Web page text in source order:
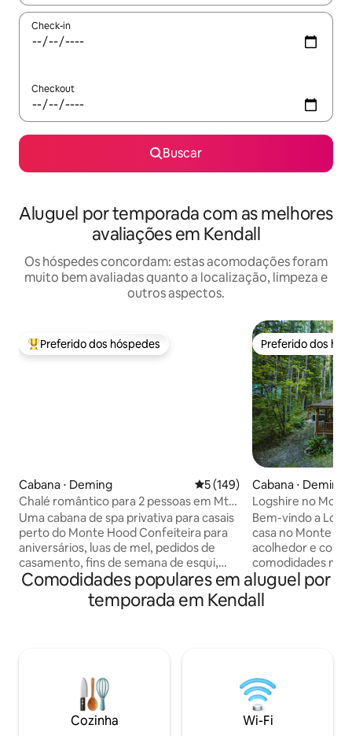
Check-in
Checkout
Buscar
Aluguel por temporada com as melhores
avaliações em Kendall
Os hóspedes concordam: estas acomodações foram
muito bem avaliadas quanto a localização, limpeza e
outros aspectos.
Entre os melhores preferidos dos hóspedes
Preferido dos hóspedes
Cabana ⋅ Deming 5 de uma avaliação média de
5 (149)
Chalé romântico para 2 pessoas em Mt.
Baker | Banheira de hidromassagem +
sauna
Uma cabana de spa privativa para casais
perto do Monte Hood Confeiteira para
aniversários, luas de mel, pedidos de
casamento, fins de semana de esqui,
aventuras de trilha e refúgios
românticos e tranquilos para dois.
Banheira quente ✔️ cedro ✔️ Sauna
Gerador ✔️ de backup ✔️ 30 minutos
para a área de esqui do Monte Baker ✔️
10 minutos a pé até Canyon Creek ✔️
Mais de 30 trilhas nas proximidades 54
Preferido dos
Preferido dos
Cabana ⋅ Deming
Logshire no
carregador de
condicionado |
hidromassagem
Bem-vindo a
casa no Monte
acolhedor e
comodidades
para mantê-lo
aconchegante. A
quilômetros de
trilhas para
Logshire oferece
hidromassagem,
elétricos de nível
Comodidades populares em aluguel por
temporada em Kendall
Cozinha Wi-Fi